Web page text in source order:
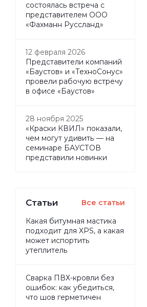
состоялась встреча с
представителем ООО
«Фахманн Руссланд»
12 февраля 2026
Представители компаний
«Баустов» и «ТехноСонус»
провели рабочую встречу
в офисе «Баустов»
28 ноября 2025
«Краски КВИЛ» показали,
чем могут удивить — на
семинаре БАУСТОВ
представили новинки
Статьи Все статьи
Какая битумная мастика
подходит для XPS, а какая
может испортить
утеплитель
Сварка ПВХ-кровли без
ошибок: как убедиться,
что шов герметичен